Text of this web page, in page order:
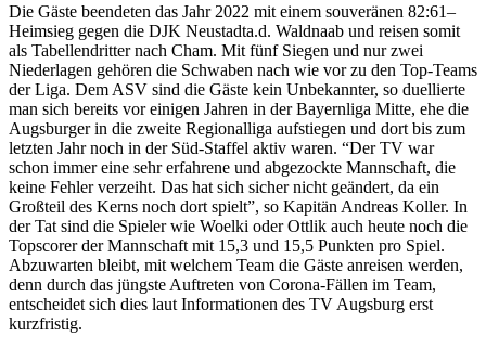
Die Gäste beendeten das Jahr 2022 mit einem souveränen 82:61–
Heimsieg gegen die DJK Neustadta.d. Waldnaab und reisen somit
als Tabellendritter nach Cham. Mit fünf Siegen und nur zwei
Niederlagen gehören die Schwaben nach wie vor zu den Top-Teams
der Liga. Dem ASV sind die Gäste kein Unbekannter, so duellierte
man sich bereits vor einigen Jahren in der Bayernliga Mitte, ehe die
Augsburger in die zweite Regionalliga aufstiegen und dort bis zum
letzten Jahr noch in der Süd-Staffel aktiv waren. “Der TV war
schon immer eine sehr erfahrene und abgezockte Mannschaft, die
keine Fehler verzeiht. Das hat sich sicher nicht geändert, da ein
Großteil des Kerns noch dort spielt”, so Kapitän Andreas Koller. In
der Tat sind die Spieler wie Woelki oder Ottlik auch heute noch die
Topscorer der Mannschaft mit 15,3 und 15,5 Punkten pro Spiel.
Abzuwarten bleibt, mit welchem Team die Gäste anreisen werden,
denn durch das jüngste Auftreten von Corona-Fällen im Team,
entscheidet sich dies laut Informationen des TV Augsburg erst
kurzfristig.